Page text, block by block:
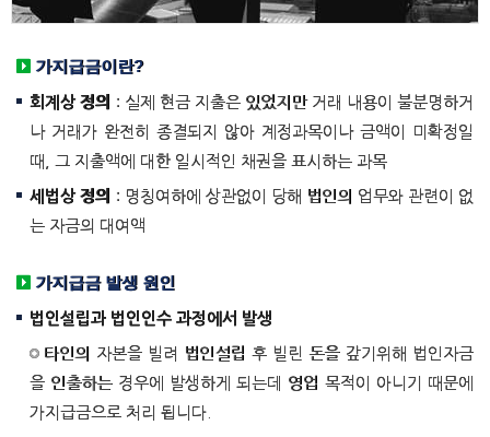
가지급금이란?
회계상 정의
: 실제 현금 지출은 있었지만 거래 내용이 불분명하거
나 거래가 완전히 종결되지 않아 계정과목이나 금액이 미확정일
때, 그 지출액에 대한 일시적인 채권을 표시하는 과목
세법상 정의
: 명칭여하에 상관없이 당해 법인의 업무와 관련이 없
는 자금의 대여액
가지급금 발생 원인
법인설립과 법인인수 과정에서 발생
타인의 자본을 빌려 법인설립 후 빌린 돈을 갚기위해 법인자금
을 인출하는 경우에 발생하게 되는데 영업 목적이 아니기 때문에
가지급금으로 처리 됩니다.